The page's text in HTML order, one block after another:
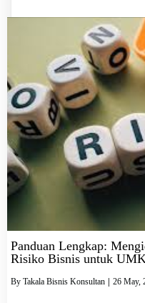
Panduan Lengkap:
Risiko Bisnis untuk
By Takala Bisnis Konsultan 26 May,